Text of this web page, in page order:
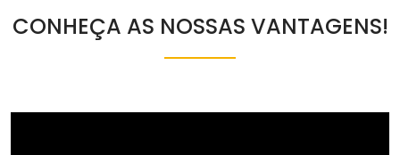
CONHEÇA AS NOSSAS VANTAGENS!